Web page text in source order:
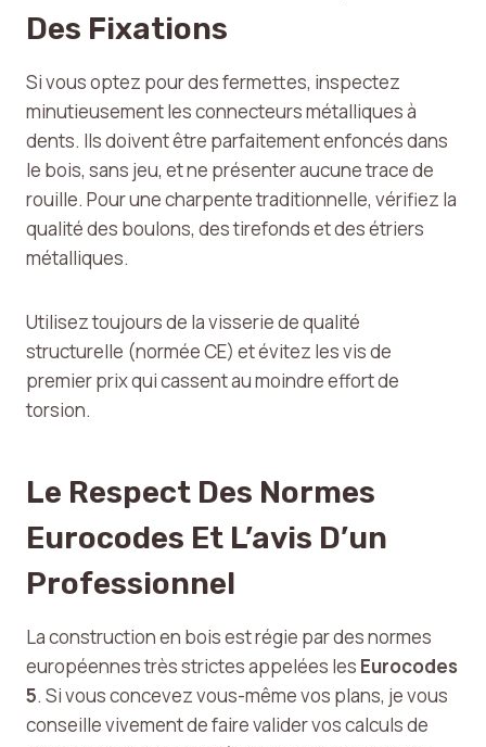
Des Fixations
Si vous optez pour des fermettes, inspectez
minutieusement les connecteurs métalliques à
dents. Ils doivent être parfaitement enfoncés dans
le bois, sans jeu, et ne présenter aucune trace de
rouille. Pour une charpente traditionnelle, vérifiez la
qualité des boulons, des tirefonds et des étriers
métalliques.
Utilisez toujours de la visserie de qualité
structurelle (normée CE) et évitez les vis de
premier prix qui cassent au moindre effort de
torsion.
Le Respect Des Normes
Eurocodes Et L’avis D’un
Professionnel
La construction en bois est régie par des normes
européennes très strictes appelées les Eurocodes
5. Si vous concevez vous-même vos plans, je vous
conseille vivement de faire valider vos calculs de